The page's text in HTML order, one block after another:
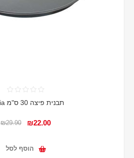
תבנית פיצה 30 ס"מ Teglia
₪22.00
₪29.90
הוסף לסל